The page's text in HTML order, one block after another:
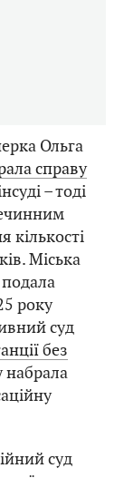
Ольга
справу
– тоді
Міська
року
суд
без
набрала
суд